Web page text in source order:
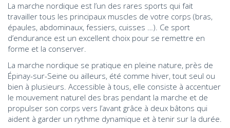
La marche nordique est l’un des rares sports qui fait
travailler tous les principaux muscles de votre corps (bras,
épaules, abdominaux, fessiers, cuisses …). Ce sport
d’endurance est un excellent choix pour se remettre en
forme et la conserver.
La marche nordique se pratique en pleine nature, près de
Épinay-sur-Seine ou ailleurs, été comme hiver, tout seul ou
bien à plusieurs. Accessible à tous, elle consiste à accentuer
le mouvement naturel des bras pendant la marche et de
propulser son corps vers l’avant grâce à deux bâtons qui
aident à garder un rythme dynamique et à tenir sur la durée.